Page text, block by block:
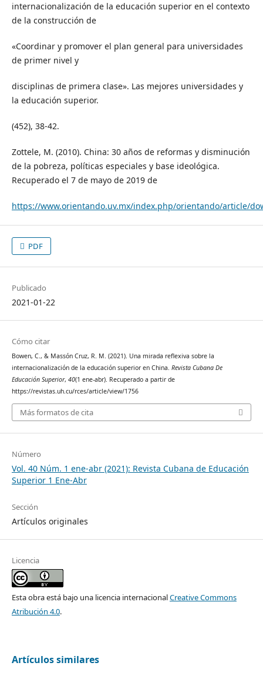
internacionalización de la educación superior en el contexto
de la construcción de
«Coordinar y promover el plan general para universidades
de primer nivel y
disciplinas de primera clase». Las mejores universidades y
la educación superior.
(452), 38-42.
Zottele, M. (2010). China: 30 años de reformas y disminución
de la pobreza, políticas especiales y base ideológica.
Recuperado el 7 de mayo de 2019 de
https://www.orientando.uv.mx/index.php/orientando/article/
PDF
Publicado
2021-01-22
Cómo citar
Bowen, C., & Massón Cruz, R. M. (2021). Una mirada reflexiva sobre la
internacionalización de la educación superior en China. Revista Cubana De
Educación Superior, 40(1 ene-abr). Recuperado a partir de
https://revistas.uh.cu/rces/article/view/1756
Más formatos de cita
Número
Vol. 40 Núm. 1 ene-abr (2021): Revista Cubana de Educación
Superior 1 Ene-Abr
Sección
Artículos originales
Licencia
Esta obra está bajo una licencia internacionalCreative Commons
Atribución 4.0.
Artículos similares